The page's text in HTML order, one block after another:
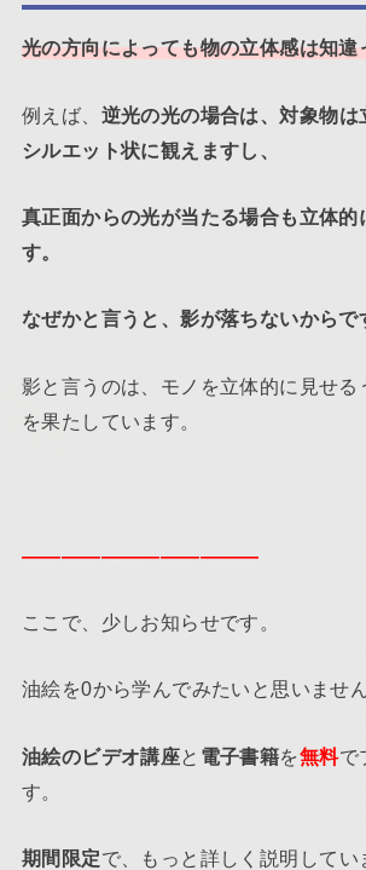
光の方向によっても物の立体感は知違
例えば、 逆光の光の場合は、対象物は
シルエット状に観えますし、
真正面からの光が当たる場合も立体的
す。
なぜかと言うと、影が落ちないからで
影と言うのは、モノを立体的に見せる
を果たしています。
————————————
ここで、少しお知らせです。
油絵を0から学んでみたいと思いませ
油絵のビデオ講座と 電子書籍を無料で
す。
期間限定で、もっと詳しく説明してい